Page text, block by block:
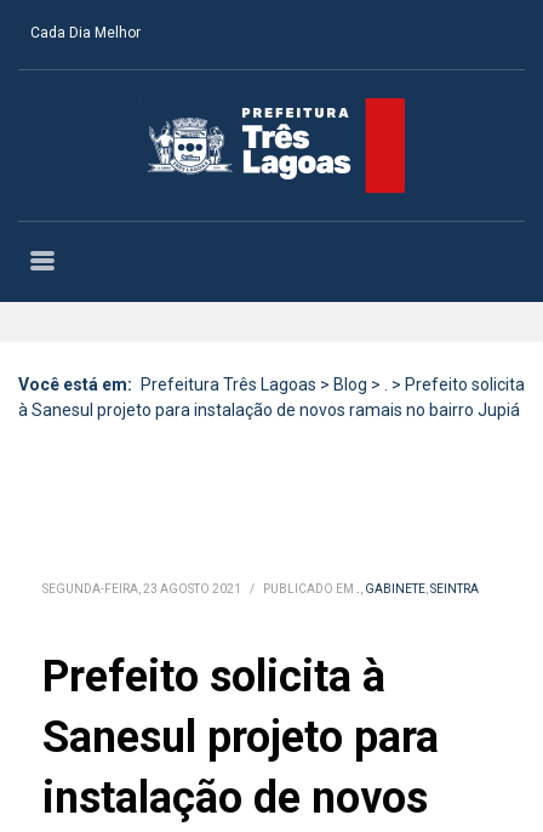
Cada Dia Melhor
Você está em: Prefeitura Três Lagoas > Blog > . > Prefeito solicita
à Sanesul projeto para instalação de novos ramais no bairro Jupiá
SEGUNDA-FEIRA, 23 AGOSTO 2021 / PUBLICADO EM ., GABINETE,SEINTRA
Prefeito solicita à
Sanesul projeto para
instalação de novos